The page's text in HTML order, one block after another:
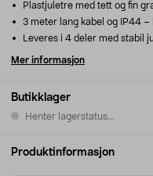
Butikklager
Henter lagerstatus...
Plastjuletre med tett og fin
3 meter lang kabel og IP44 –
Leveres i 4 deler med stabil
Mer informasjon
Produktinformasjon